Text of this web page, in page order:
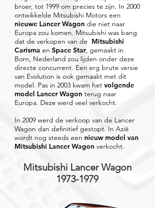
broer, tot 1999 om precies te zijn. In 2000
ontwikkelde Mitsubishi Motors een
nieuwe Lancer Wagon die niet naar
Europa zou komen. Mitsubishi was bang
dat de verkopen van de Mitsubishi
Carisma en Space Star, gemaakt in
Born, Nederland zou lijden onder deze
directe concurrent. Een erg brute versie
van Evolution is ook gemaakt met dit
model. Pas in 2003 kwam het volgende
model Lancer Wagon terug naar
Europa. Deze werd veel verkocht.
In 2009 werd de verkoop van de Lancer
Wagon dan definitief gestopt. In Azië
wordt nog steeds een nieuw model van
Mitsubishi Lancer Wagon verkocht.
Mitsubishi Lancer Wagon
1973-1979